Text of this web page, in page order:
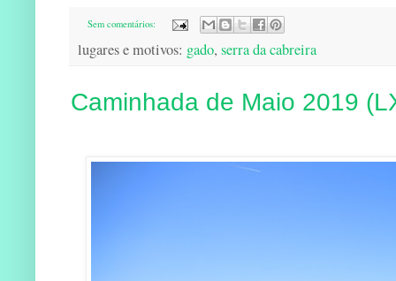
Sem comentários:
lugares e motivos: gado, serra da cabreira
Caminhada de Maio 2019